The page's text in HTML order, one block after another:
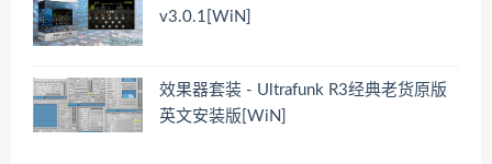
v3.0.1[WiN]
效果器套装 - Ultrafunk R3经典老货原版
英文安装版[WiN]